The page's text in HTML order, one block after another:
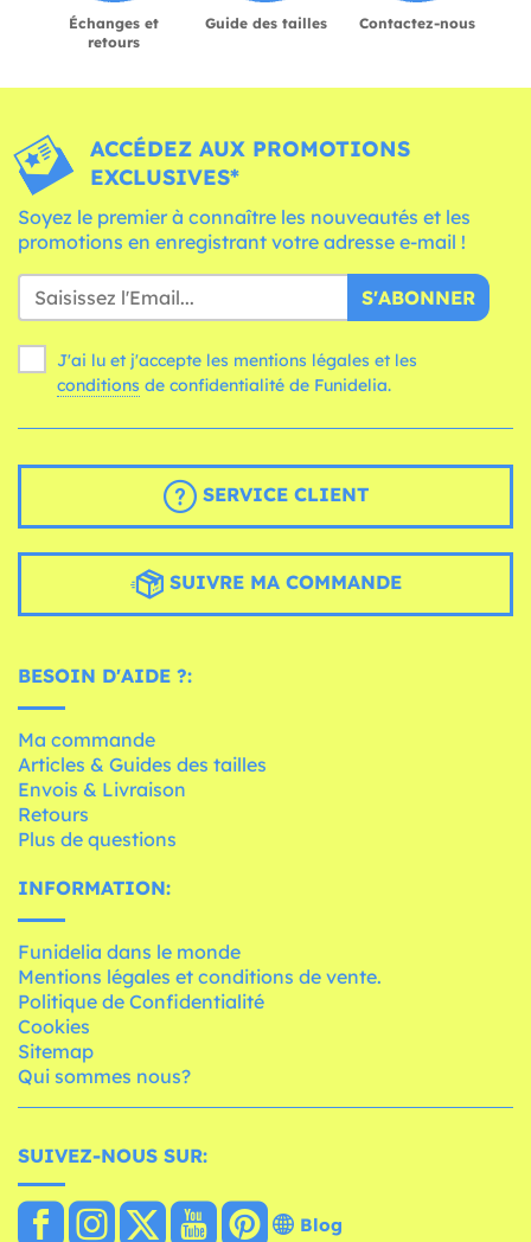
Échanges et
retours
Guide des tailles Contactez-nous
ACCÉDEZ AUX PROMOTIONS
EXCLUSIVES*
Soyez le premier à connaître les nouveautés et les
promotions en enregistrant votre adresse e-mail !
S'ABONNER
J'ai lu et j'accepte les mentions légales et les
conditions de confidentialité de Funidelia.
SERVICE CLIENT
SUIVRE MA COMMANDE
BESOIN D'AIDE ?:
Ma commande
Articles & Guides des tailles
Envois & Livraison
Retours
Plus de questions
INFORMATION:
Funidelia dans le monde
Mentions légales et conditions de vente.
Politique de Confidentialité
Cookies
Sitemap
Qui sommes nous?
SUIVEZ-NOUS SUR:
Blog